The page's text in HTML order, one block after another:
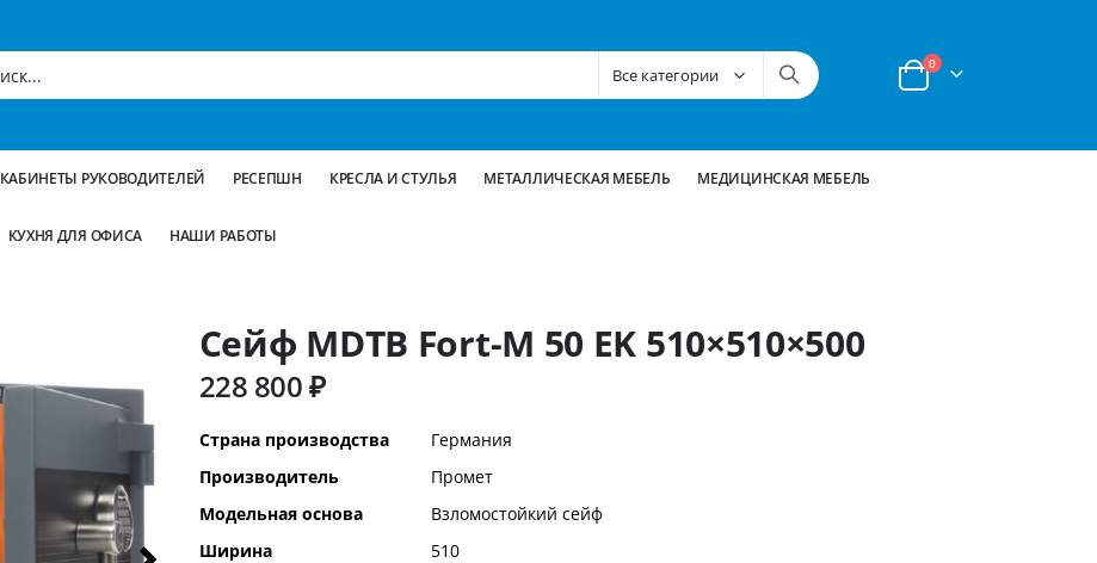
Корзина
0позиции
КАБИНЕТЫ РУКОВОДИТЕЛЕЙ РЕСЕПШН КРЕСЛА И СТУЛЬЯ МЕТАЛЛИЧЕСКАЯ МЕБЕЛЬ МЕДИЦИНСКАЯ МЕБЕЛЬ
КУХНЯ ДЛЯ ОФИСА НАШИ РАБОТЫ
Сейф MDTB Fort-M 50 EK 510×510×500
228 800 ₽
Дополнительная
информация
Страна производства
Германия
Производитель
Промет
Модельная основа
Взломостойкий сейф
Ширина
510